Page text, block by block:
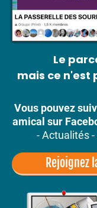
Le
mais ce n'est
Vous pouvez
amical sur
- Actualités
Rejoignez